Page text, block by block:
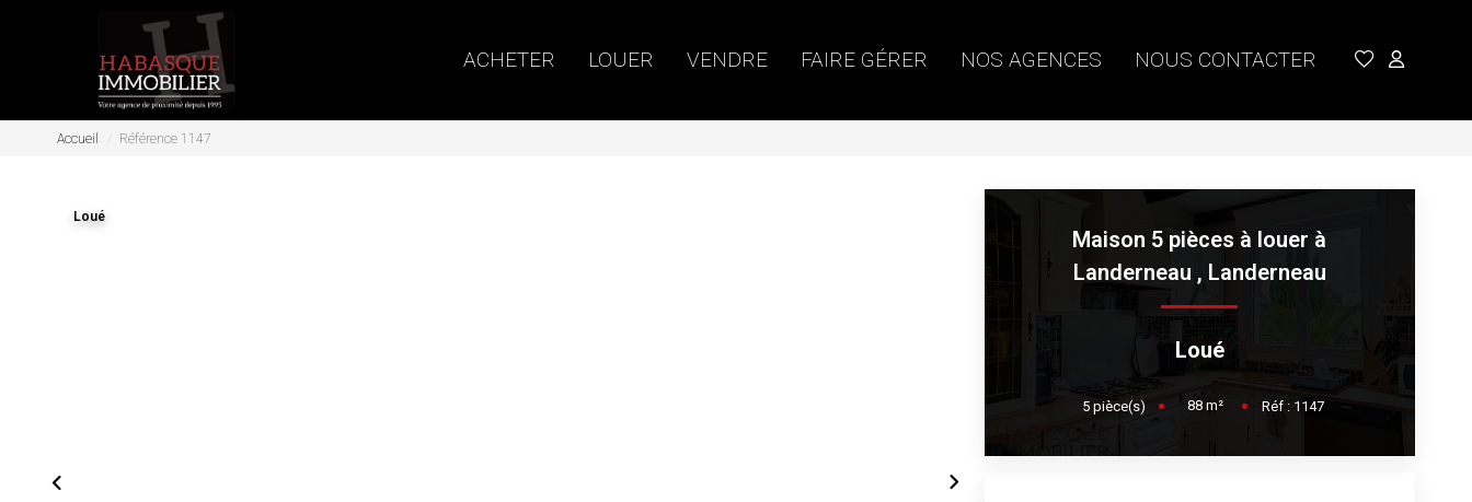
ACHETER LOUER VENDRE FAIRE GÉRER NOS AGENCES NOUS CONTACTER
Accueil Référence 1147
Loué
Maison 5 pièces à louer à
Landerneau , Landerneau
Loué
5 pièce(s) 88 m² Réf : 1147